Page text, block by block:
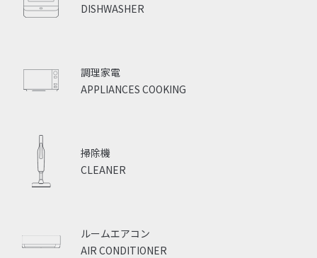
DISHWASHER
APPLIANCES COOKING
調理家電
CLEANER
掃除機
AIR CONDITIONER
ルームエアコン